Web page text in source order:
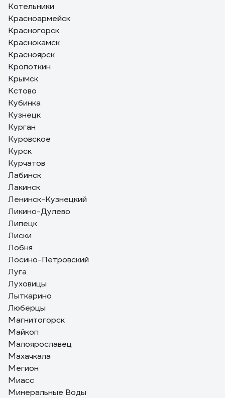
Котельники
Красноармейск
Красногорск
Краснокамск
Красноярск
Кропоткин
Крымск
Кстово
Кубинка
Кузнецк
Курган
Куровское
Курск
Курчатов
Лабинск
Лакинск
Ленинск-Кузнецкий
Ликино-Дулево
Липецк
Лиски
Лобня
Лосино-Петровский
Луга
Луховицы
Лыткарино
Люберцы
Магнитогорск
Майкоп
Малоярославец
Махачкала
Мегион
Миасс
Минеральные Воды